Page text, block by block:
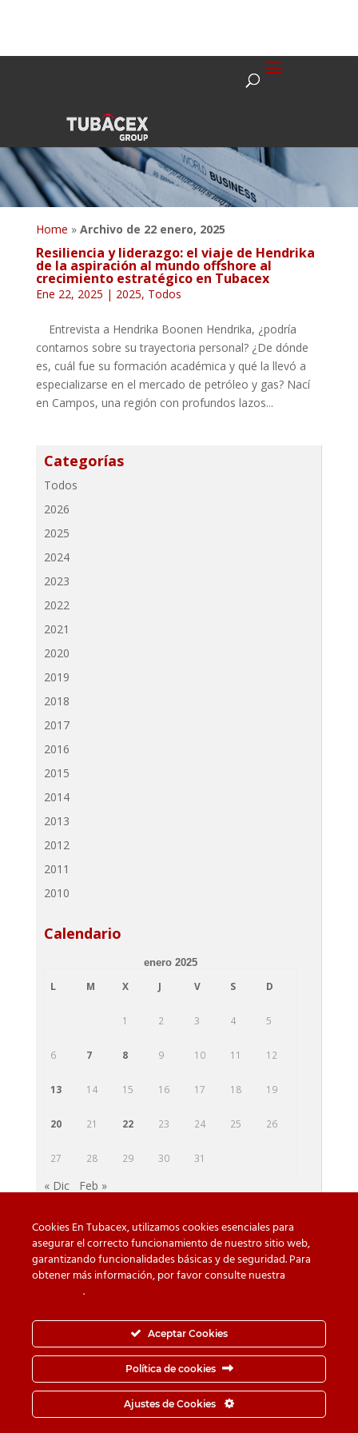
Home » Archivo de 22 enero, 2025
Resiliencia y liderazgo: el viaje de Hendrika
de la aspiración al mundo offshore al
crecimiento estratégico en Tubacex
Ene 22, 2025 | 2025, Todos
Entrevista a Hendrika Boonen Hendrika, ¿podría
contarnos sobre su trayectoria personal? ¿De dónde
es, cuál fue su formación académica y qué la llevó a
especializarse en el mercado de petróleo y gas? Nací
en Campos, una región con profundos lazos...
Categorías
Todos
2026
2025
2024
2023
2022
2021
2020
2019
2018
2017
2016
2015
2014
2013
2012
2011
2010
Calendario
enero 2025
L M X J V S D
1 2 3 4 5
6 7 8 9 10 11 12
13 14 15 16 17 18 19
20 21 22 23 24 25 26
27 28 29 30 31
« Dic Feb »
Cuidado con las falsificaciones Descargas
Política de Cookies
Canal de Denuncias
Política de seguridad de la información
© TUBACEX S.A.- Tres Cruces 8, 01400, Llodio (Álava-
España) - Tel.+34-946 719 300· Fax.+34-946 725 062
Cookies En Tubacex, utilizamos cookies esenciales para
asegurar el correcto funcionamiento de nuestro sitio web,
garantizando funcionalidades básicas y de seguridad. Para
obtener más información, por favor consulte nuestra
.
Aceptar Cookies
Política de cookies
Ajustes de Cookies